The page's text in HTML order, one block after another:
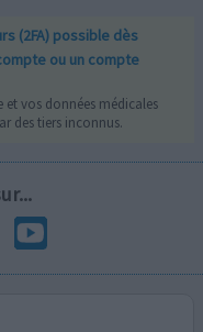
(2FA) possible dès
ou un compte
vos données médicales
des tiers inconnus.